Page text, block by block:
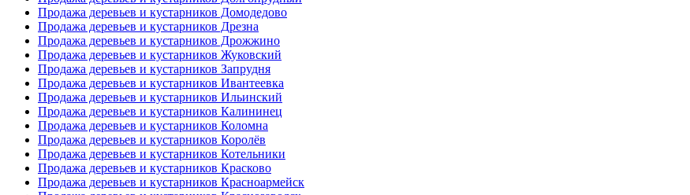
Продажа деревьев и кустарников Домодедово
Продажа деревьев и кустарников Дрезна
Продажа деревьев и кустарников Дрожжино
Продажа деревьев и кустарников Жуковский
Продажа деревьев и кустарников Запрудня
Продажа деревьев и кустарников Ивантеевка
Продажа деревьев и кустарников Ильинский
Продажа деревьев и кустарников Калининец
Продажа деревьев и кустарников Коломна
Продажа деревьев и кустарников Королёв
Продажа деревьев и кустарников Котельники
Продажа деревьев и кустарников Красково
Продажа деревьев и кустарников Красноармейск